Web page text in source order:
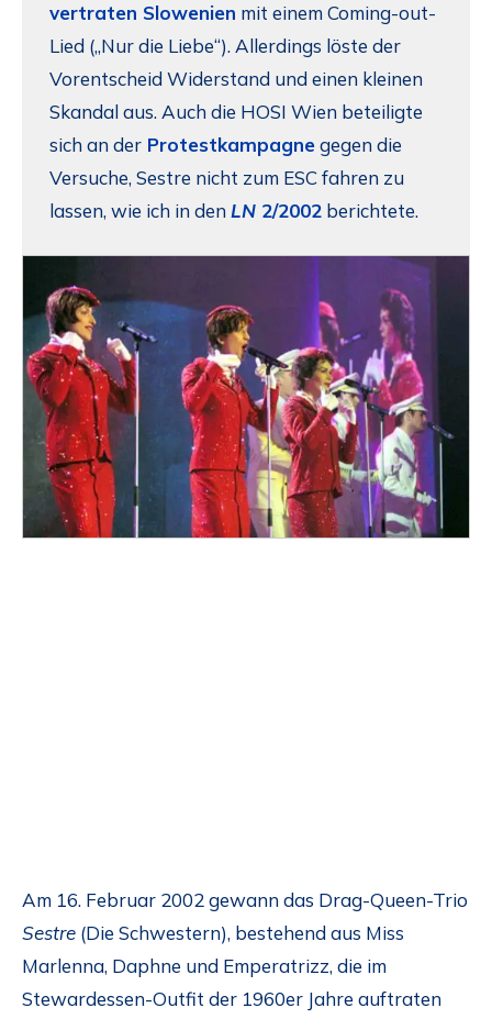
vertraten Slowenien mit einem Coming-out-
Lied („Nur die Liebe“). Allerdings löste der
Vorentscheid Widerstand und einen kleinen
Skandal aus. Auch die HOSI Wien beteiligte
sich an der Protestkampagnegegen die
Versuche, Sestre nicht zum ESC fahren zu
lassen, wie ich in den LN 2/2002 berichtete.
Am 16. Februar 2002 gewann das Drag-Queen-Trio
Sestre (Die Schwestern), bestehend aus Miss
Marlenna, Daphne und Emperatrizz, die im
Stewardessen-Outfit der 1960er Jahre auftraten